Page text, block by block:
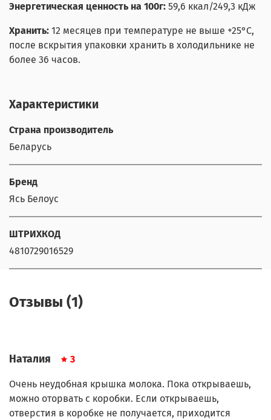
Энергетическая ценность на 100г: 59,6 ккал/249,3 кДж
Хранить: 12 месяцев при температуре не выше +25°С,
после вскрытия упаковки хранить в холодильнике не
более 36 часов.
Характеристики
Страна производитель
Беларусь
Бренд
Ясь Белоус
ШТРИХКОД
4810729016529
Отзывы (1)
Наталия 3
Очень неудобная крышка молока. Пока открываешь,
можно оторвать с коробки. Если открываешь,
отверстия в коробке не получается, приходится